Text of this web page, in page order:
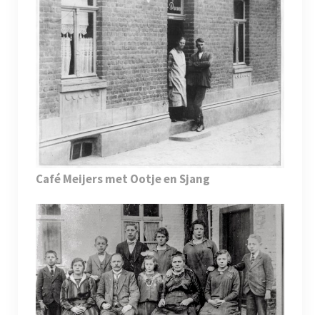
Café Meijers met Ootje en Sjang